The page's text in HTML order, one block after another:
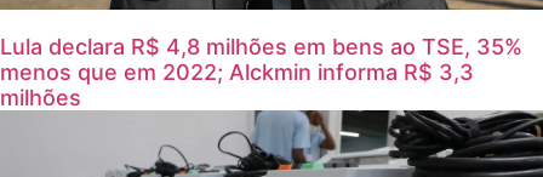
Lula declara R$ 4,8 milhões em bens ao TSE, 35%
menos que em 2022; Alckmin informa R$ 3,3
milhões